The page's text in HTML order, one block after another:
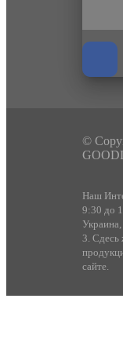
©
Наш
9:30 до
3. Сдесь
сайте.